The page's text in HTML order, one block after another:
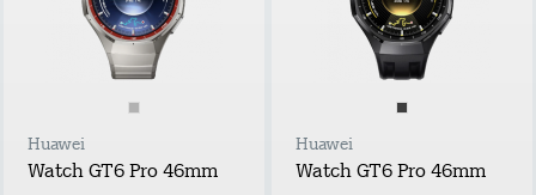
Huawei
Watch GT6 Pro 46mm
Huawei
Watch GT6 Pro 46mm